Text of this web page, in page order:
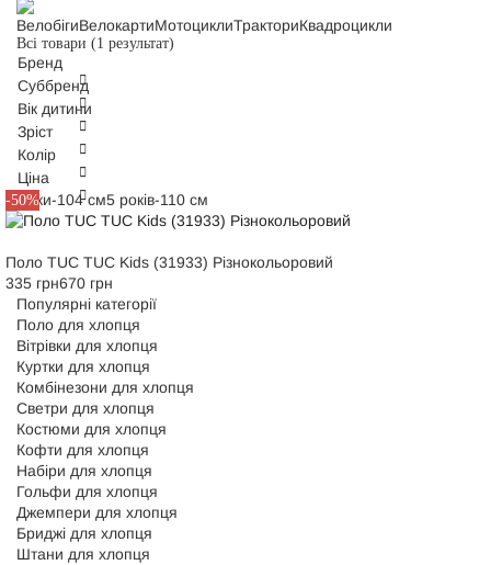
ВелобігиВелокартиМотоциклиТракториКвадроцикли
Всі товари (1 результат)
Бренд
Обрано фільтрів:
Tuc Tuc
Скасувати
Суббренд
Обрано фільтрів:
Kids
Скасувати
Вік дитини
Обрано фільтрів:
4 роки
5 років
Застосувати фільтри
Скасувати
Зріст
Обрано фільтрів:
110 см
Застосувати фільтр
Скасувати
Колір
Обрано фільтрів:
Різнокольоровий
Скасувати
Ціна
Скасувати
-50%
4 роки-104 см5 років-110 см
Поло TUC TUC Kids (31933) Різнокольоровий
335 грн670 грн
Популярні категорії
Поло для хлопця
Вітрівки для хлопця
Куртки для хлопця
Комбінезони для хлопця
Светри для хлопця
Костюми для хлопця
Кофти для хлопця
Набіри для хлопця
Гольфи для хлопця
Джемпери для хлопця
Бриджі для хлопця
Штани для хлопця